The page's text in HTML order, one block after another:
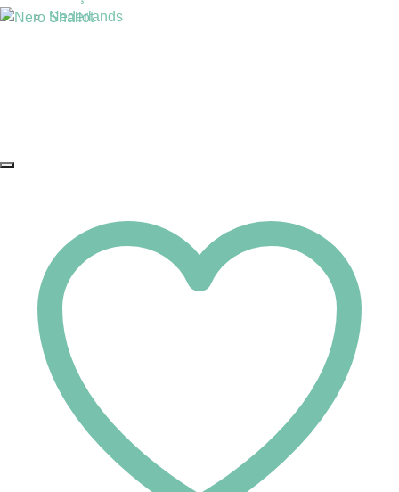
Nederlands